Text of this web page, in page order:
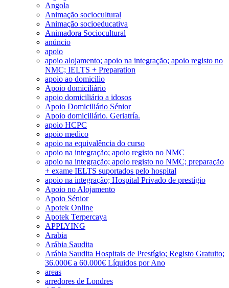
Angola
Animação sociocultural
Animação socioeducativa
Animadora Sociocultural
anúncio
apoio
apoio alojamento; apoio na integração; apoio registo no
NMC; IELTS + Preparation
apoio ao domicilio
Apoio domiciliário
apoio domiciliário a idosos
Apoio Domiciliário Sénior
Apoio domiciliário. Geriatría.
apoio HCPC
apoio medico
apoio na equivalência do curso
apoio na integração; apoio registo no NMC
apoio na integração; apoio registo no NMC; preparação
+ exame IELTS suportados pelo hospital
apoio na integração; Hospital Privado de prestígio
Apoio no Alojamento
Apoio Sénior
Apotek Online
Apotek Terpercaya
APPLYING
Arabia
Arábia Saudita
Arábia Saudita Hospitais de Prestígio; Registo Gratuito;
36.000€ a 60.000€ Líquidos por Ano
areas
arredores de Londres